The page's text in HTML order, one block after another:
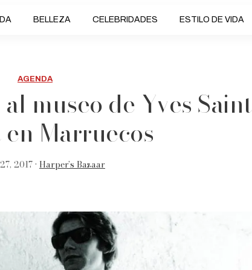
BELLEZA CELEBRIDADES ESTILO DE VIDA
AGENDA
museo de Yves Saint
Marruecos
2017 • Harper’s Bazaar